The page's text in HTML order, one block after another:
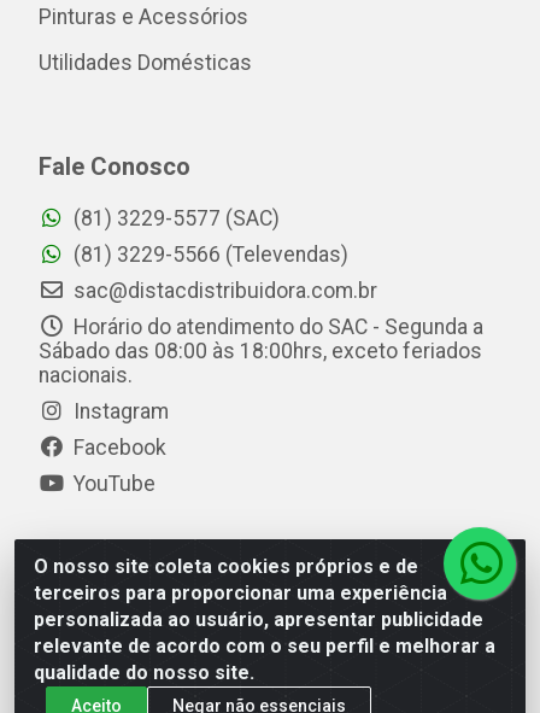
O nosso site coleta cookies próprios e de
terceiros para proporcionar uma experiência
personalizada ao usuário, apresentar publicidade
relevante de acordo com o seu perfil e melhorar a
qualidade do nosso site.
Aceito Negar não essenciais
Pinturas e Acessórios
Utilidades Domésticas
Fale Conosco
(81) 3229-5577 (SAC)
(81) 3229-5566 (Televendas)
sac@distacdistribuidora.com.br
Horário do atendimento do SAC - Segunda a
Sábado das 08:00 às 18:00hrs, exceto feriados
nacionais.
Instagram
Facebook
YouTube
Distac Distribuidora - Av. Durval de Góes Monteiro, 7049
- Jardim Petrópolis - Maceió/AL - CEP 57061-000 - CNPJ
08.072.649/0001-20